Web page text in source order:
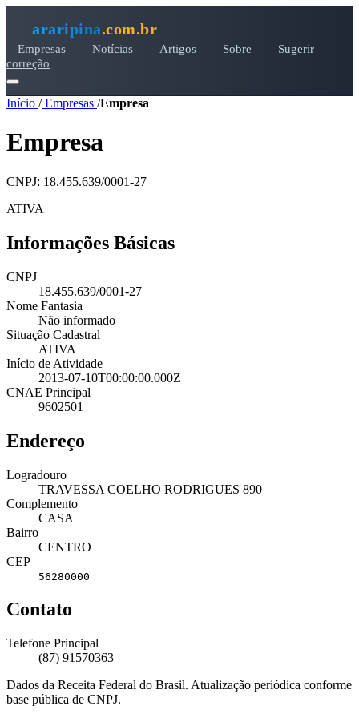
araripina.com.br
Empresas Notícias Artigos Sobre
Sugerir
correção
Início /Empresas /Empresa
Empresa
CNPJ: 18.455.639/0001-27
ATIVA
Informações Básicas
CNPJ
18.455.639/0001-27
Nome Fantasia
Não informado
Situação Cadastral
ATIVA
Início de Atividade
2013-07-10T00:00:00.000Z
CNAE Principal
9602501
Endereço
Logradouro
TRAVESSA COELHO RODRIGUES 890
Complemento
CASA
Bairro
CENTRO
CEP
56280000
Contato
Telefone Principal
(87) 91570363
Dados da Receita Federal do Brasil. Atualização periódica conforme
base pública de CNPJ.